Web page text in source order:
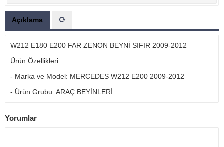
Açıklama
W212 E180 E200 FAR ZENON BEYNİ SIFIR 2009-2012
Ürün Özellikleri:
- Marka ve Model: MERCEDES W212 E200 2009-2012
- Ürün Grubu: ARAÇ BEYİNLERİ
Yorumlar